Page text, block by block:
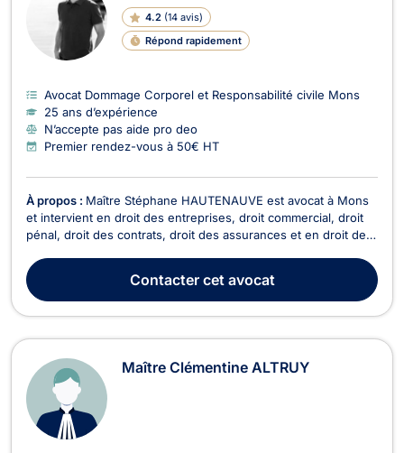
4.2 (14 avis)
Répond rapidement
Avocat Dommage Corporel et Responsabilité civile Mons
25 ans d’expérience
N’accepte pas aide pro deo
Premier rendez-vous à 50€ HT
À propos : Maître Stéphane HAUTENAUVE est avocat à Mons
et intervient en droit des entreprises, droit commercial, droit
pénal, droit des contrats, droit des assurances et en droit de
En droit des sociétés, Maître HAUTENAUVE vous accompagne
lors de la création et la vie ...
Contactercet avocat
Maître Clémentine ALTRUY